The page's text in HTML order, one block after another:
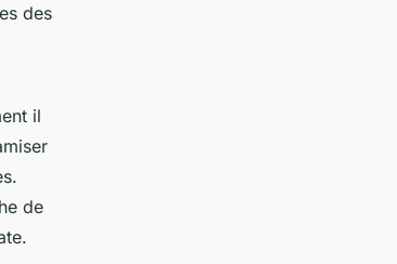
des
il
de